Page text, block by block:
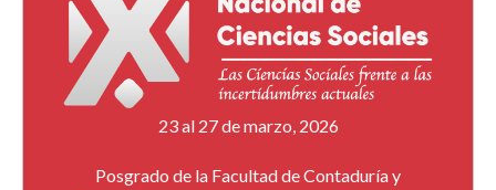
23 al 27 de marzo, 2026
Posgrado de la Facultad de Contaduría y